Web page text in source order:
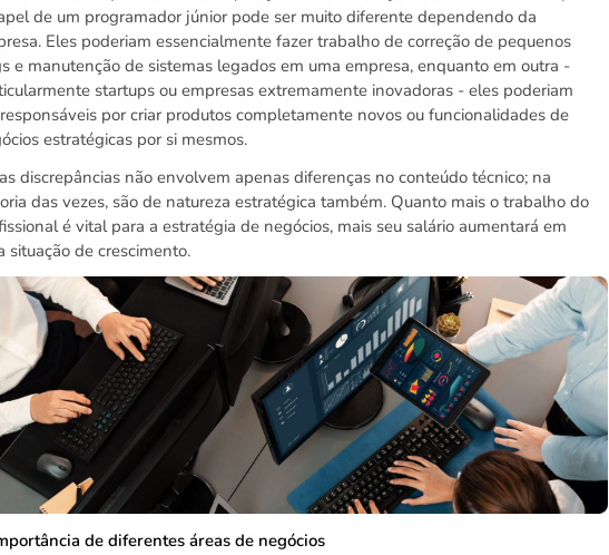
de um programador júnior pode ser muito diferente dependendo da
Eles poderiam essencialmente fazer trabalho de correção de pequenos
e manutenção de sistemas legados em uma empresa, enquanto em outra -
startups ou empresas extremamente inovadoras - eles poderiam
por criar produtos completamente novos ou funcionalidades de
estratégicas por si mesmos.
discrepâncias não envolvem apenas diferenças no conteúdo técnico; na
das vezes, são de natureza estratégica também. Quanto mais o trabalho do
é vital para a estratégia de negócios, mais seu salário aumentará em
situação de crescimento.
de diferentes áreas de negócios